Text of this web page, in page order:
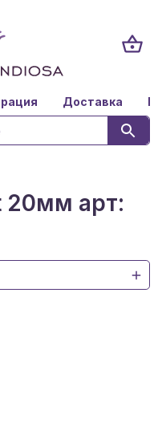
Доставка
20мм арт: